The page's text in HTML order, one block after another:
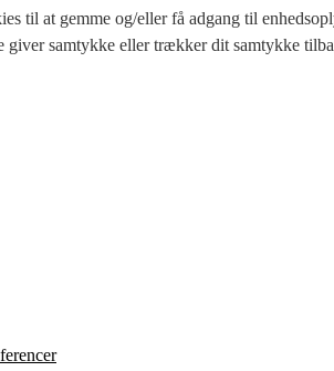
til at gemme og/eller få adgang til
samtykke eller trækker dit samtykke